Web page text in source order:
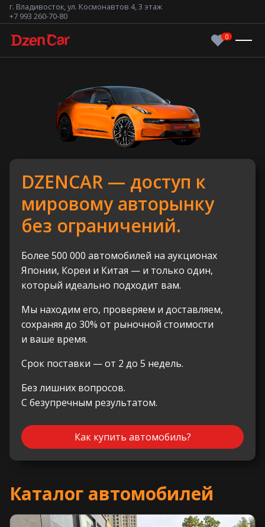
г. Владивосток, ул. Космонавтов 4, 3 этаж
+7 993 260-70-80
DZENCAR — доступ к
мировому авторынку
без ограничений.
Более 500 000 автомобилей на аукционах
Японии, Кореи и Китая — и только один,
который идеально подходит вам.
Мы находим его, проверяем и доставляем,
сохраняя до 30% от рыночной стоимости
и ваше время.
Срок поставки — от 2 до 5 недель.
Без лишних вопросов.
С безупречным результатом.
Как купить автомобиль?
Каталог автомобилей